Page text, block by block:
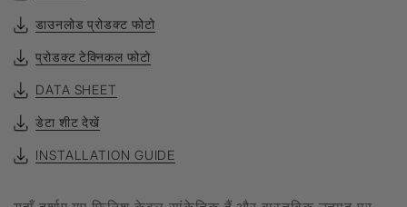
डाउनलोड प्रोडक्ट फोटो
प्रोडक्ट टेक्निकल फोटो
DATA SHEET
डेटा शीट देखें
INSTALLATION GUIDE